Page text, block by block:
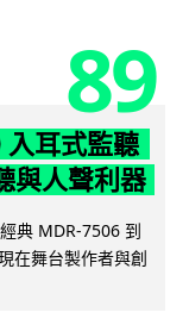
89
入耳式監聽
與人聲利器
典 MDR-7506 到
在舞台製作者與創